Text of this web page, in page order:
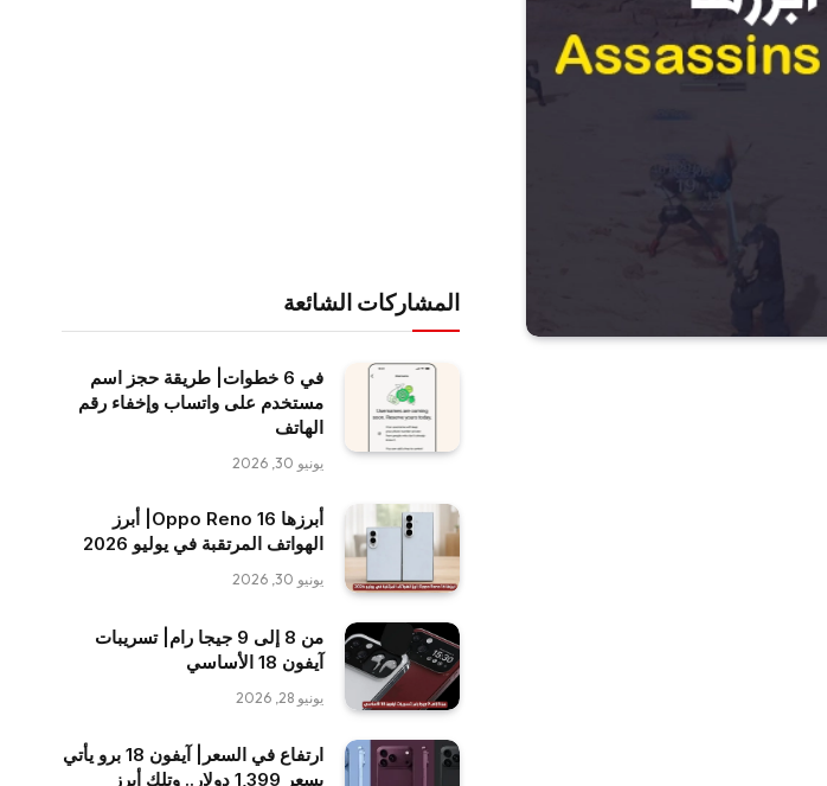
المشاركات الشائعة
في 6 خطوات| طريقة حجز اسم
مستخدم على واتساب وإخفاء رقم
الهاتف
يونيو 30, 2026
أبرزها Oppo Reno 16| أبرز
الهواتف المرتقبة في يوليو 2026
يونيو 30, 2026
من 8 إلى 9 جيجا رام| تسريبات
آيفون 18 الأساسي
يونيو 28, 2026
ارتفاع في السعر| آيفون 18 برو يأتي
بسعر 1,399 دولار.. وتِلك أبرز